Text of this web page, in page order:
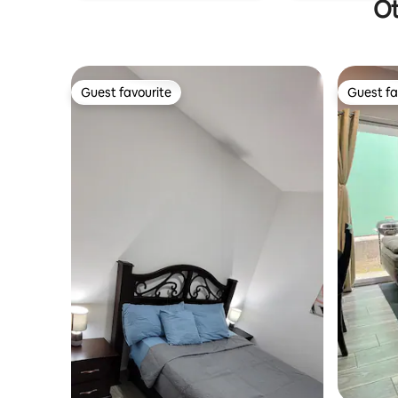
Guest favourite
Guest favourite Guest
Guest